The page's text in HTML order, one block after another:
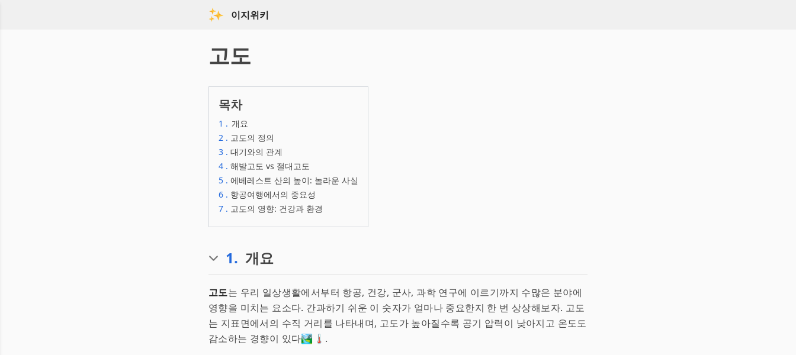
이지위키
고도
목차
1 . 개요
2 . 고도의 정의
3 . 대기와의 관계
4 . 해발고도 vs 절대고도
5 . 에베레스트 산의 높이: 놀라운 사실
6 . 항공여행에서의 중요성
7 . 고도의 영향: 건강과 환경
1. 개요
고도는 우리 일상생활에서부터 항공, 건강, 군사, 과학 연구에 이르기까지 수많은 분야에
영향을 미치는 요소다. 간과하기 쉬운 이 숫자가 얼마나 중요한지 한 번 상상해보자. 고도
는 지표면에서의 수직 거리를 나타내며, 고도가 높아질수록 공기 압력이 낮아지고 온도도
감소하는 경향이 있다🏞️🌡️.